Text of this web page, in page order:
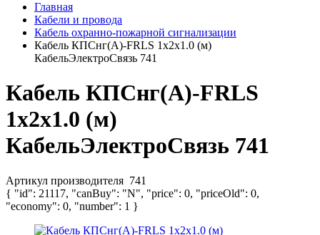
Главная
Кабели и провода
Кабель охранно-пожарной сигнализации
Кабель КПСнг(А)-FRLS 1х2х1.0 (м)
КабельЭлектроСвязь 741
Кабель КПСнг(А)-FRLS
1х2х1.0 (м)
КабельЭлектроСвязь 741
Артикул производителя 741
{ "id": 21117, "canBuy": "N", "price": 0, "priceOld": 0,
"economy": 0, "number": 1 }